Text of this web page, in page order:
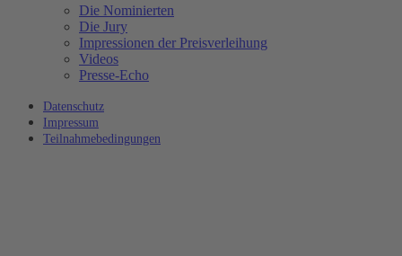
Die Nominierten
Die Jury
Impressionen der Preisverleihung
Videos
Presse-Echo
Datenschutz
Impressum
Teilnahmebedingungen